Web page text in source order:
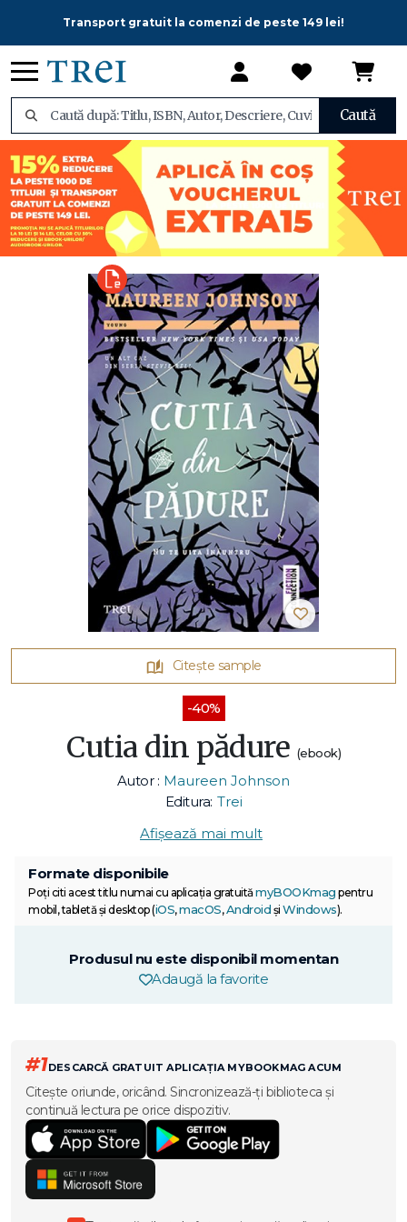
Transport gratuit la comenzi de peste 149 lei!
Caută
Citește sample
-40%
Cutia din pădure (ebook)
Autor : Maureen Johnson
Editura: Trei
Afișează mai mult
Formate disponibile
Poți citi acest titlu numai cu aplicația gratuitămyBOOKmag pentru
mobil, tabletă și desktop (iOS,macOS,Android și Windows).
Produsul nu este disponibil momentan
Adaugă la favorite
#1DESCARCĂ GRATUIT APLICAȚIA MYBOOKMAG ACUM
Citește oriunde, oricând. Sincronizează-ți biblioteca și
continuă lectura pe orice dispozitiv.